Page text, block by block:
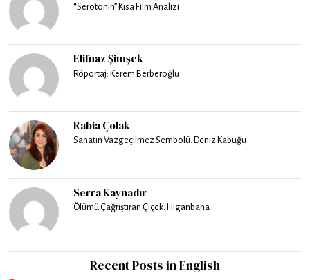
“Serotonin” Kısa Film Analizi
Elifnaz Şimşek
Röportaj: Kerem Berberoğlu
Rabia Çolak
Sanatın Vazgeçilmez Sembolü: Deniz Kabuğu
Serra Kaynadır
Ölümü Çağrıştıran Çiçek: Higanbana
Recent Posts in English